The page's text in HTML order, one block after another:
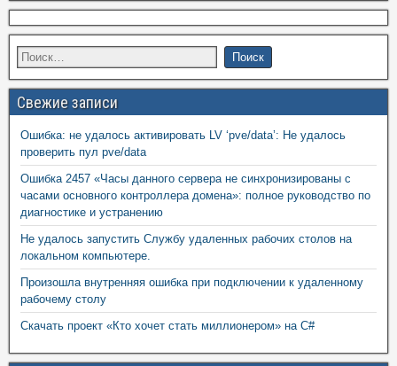
Свежие записи
Ошибка: не удалось активировать LV ‘pve/data’: Не удалось
проверить пул pve/data
Ошибка 2457 «Часы данного сервера не синхронизированы с
часами основного контроллера домена»: полное руководство по
диагностике и устранению
Не удалось запустить Службу удаленных рабочих столов на
локальном компьютере.
Произошла внутренняя ошибка при подключении к удаленному
рабочему столу
Скачать проект «Кто хочет стать миллионером» на C#